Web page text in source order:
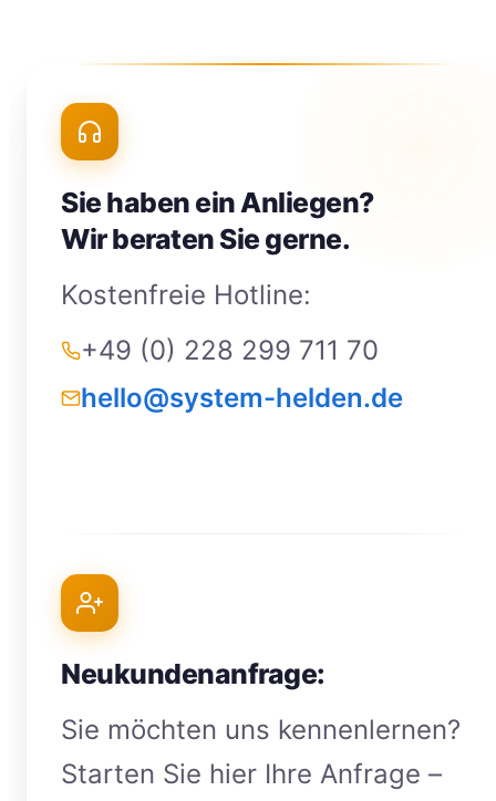
Sie haben ein Anliegen?
Wir beraten Sie gerne.
Kostenfreie Hotline:
+49 (0) 228 299 711 70
hello@system-helden.de
Neukundenanfrage:
Sie möchten uns kennenlernen?
Starten Sie hier Ihre Anfrage –